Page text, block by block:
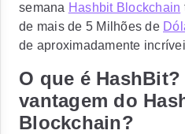
semana Hashbit Blockchain
de mais de 5 Milhões de
de aproximadamente
O que é
vantagem do
Blockchain?